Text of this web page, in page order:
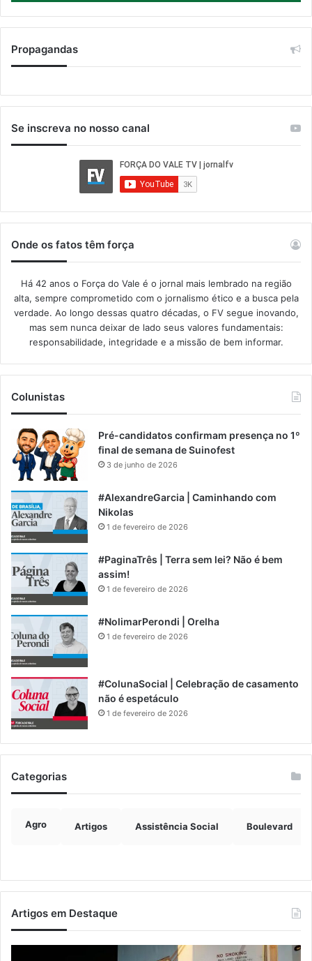
Propagandas
Se inscreva no nosso canal
Onde os fatos têm força
Há 42 anos o Força do Vale é o jornal mais lembrado na região
alta, sempre comprometido com o jornalismo ético e a busca pela
verdade. Ao longo dessas quatro décadas, o FV segue inovando,
mas sem nunca deixar de lado seus valores fundamentais:
responsabilidade, integridade e a missão de bem informar.​
Colunistas
Pré-candidatos confirmam presença no 1º
final de semana de Suinofest
3 de junho de 2026
#AlexandreGarcia | Caminhando com
Nikolas
1 de fevereiro de 2026
#PaginaTrês | Terra sem lei? Não é bem
assim!
1 de fevereiro de 2026
#NolimarPerondi | Orelha
1 de fevereiro de 2026
#ColunaSocial | Celebração de casamento
não é espetáculo
1 de fevereiro de 2026
Categorias
Agro Artigos Assistência Social Boulevard
Artigos em Destaque